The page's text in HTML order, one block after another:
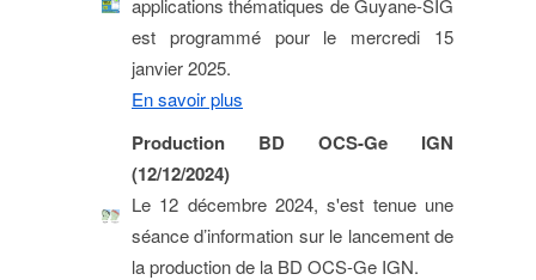
applications thématiques de Guyane-SIG
est programmé pour le mercredi 15
janvier 2025.
En savoir plus
Production BD OCS-Ge IGN
(12/12/2024)
Le 12 décembre 2024, s'est tenue une
séance d’information sur le lancement de
la production de la BD OCS-Ge IGN.